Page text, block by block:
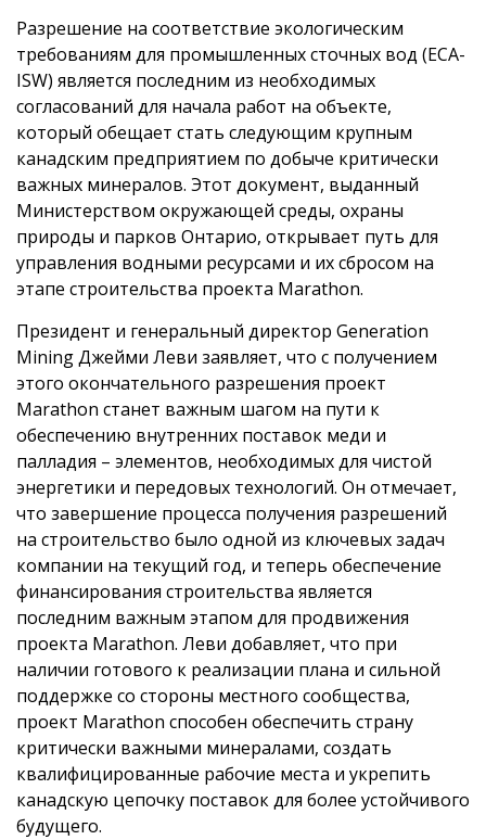
Разрешение на соответствие экологическим
требованиям для промышленных сточных вод (ECA-
ISW) является последним из необходимых
согласований для начала работ на объекте,
который обещает стать следующим крупным
канадским предприятием по добыче критически
важных минералов. Этот документ, выданный
Министерством окружающей среды, охраны
природы и парков Онтарио, открывает путь для
управления водными ресурсами и их сбросом на
этапе строительства проекта Marathon.
Президент и генеральный директор Generation
Mining Джейми Леви заявляет, что с получением
этого окончательного разрешения проект
Marathon станет важным шагом на пути к
обеспечению внутренних поставок меди и
палладия – элементов, необходимых для чистой
энергетики и передовых технологий. Он отмечает,
что завершение процесса получения разрешений
на строительство было одной из ключевых задач
компании на текущий год, и теперь обеспечение
финансирования строительства является
последним важным этапом для продвижения
проекта Marathon. Леви добавляет, что при
наличии готового к реализации плана и сильной
поддержке со стороны местного сообщества,
проект Marathon способен обеспечить страну
критически важными минералами, создать
квалифицированные рабочие места и укрепить
канадскую цепочку поставок для более устойчивого
будущего.